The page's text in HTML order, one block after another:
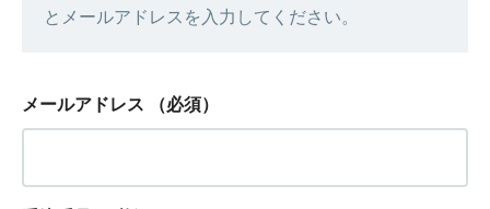
とメールアドレスを入力してください。
メールアドレス （必須）